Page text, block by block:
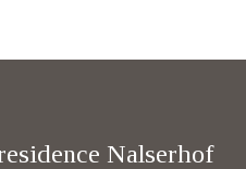
Nalserhof